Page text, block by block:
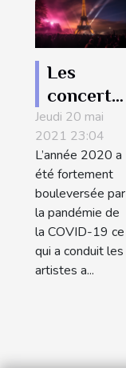
Les
concerts
prévus
pour
l’année
2021 à
Paris
Jeudi 20 mai
2021 23:04
L’année 2020 a
été fortement
bouleversée par
la pandémie de
la COVID-19 ce
qui a conduit les
artistes a...